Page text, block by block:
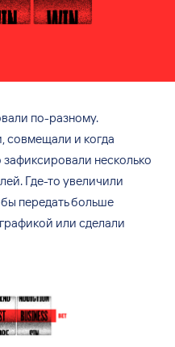
по-разному.
совмещали и когда
зафиксировали несколько
Где-то увеличили
передать больше
или сделали